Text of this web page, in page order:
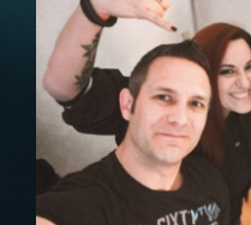
grösseres
Bild